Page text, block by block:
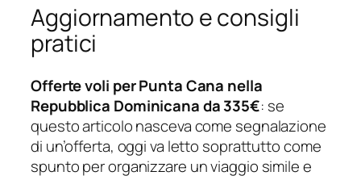
Aggiornamento e consigli
pratici
Offerte voli per Punta Cana nella
Repubblica Dominicana da 335€: se
questo articolo nasceva come segnalazione
di un’offerta, oggi va letto soprattutto come
spunto per organizzare un viaggio simile e